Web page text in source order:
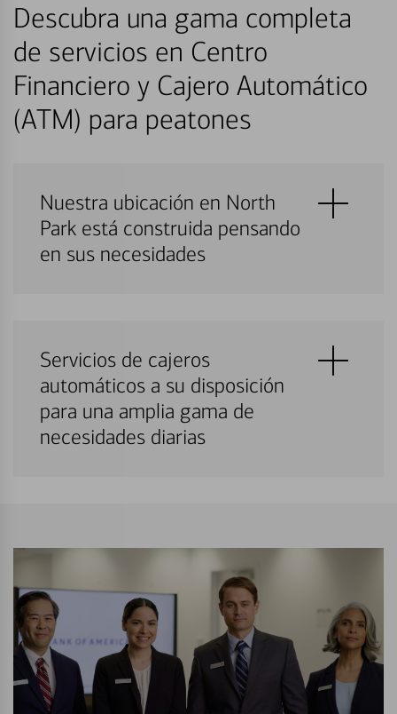
Descubra una gama completa
de servicios en Centro
Financiero y Cajero Automático
(ATM) para peatones
Nuestra ubicación en North
Park está construida pensando
en sus necesidades
Servicios de cajeros
automáticos a su disposición
para una amplia gama de
necesidades diarias